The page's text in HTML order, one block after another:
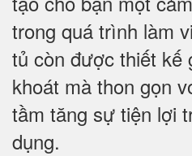
trong quá trình làm
tủ còn được thiết kế
khoát mà thon gọn
tầm tăng sự tiện lợi
dụng.